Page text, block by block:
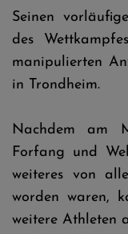
Seinen
des
manipulierten
in Trondheim.
Nachdem am
Forfang und
weiteres von
worden waren,
weitere Athleten